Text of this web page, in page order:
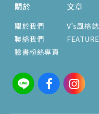
關於
關於我們
聯絡我們
臉書粉絲專頁
文章
V's風格誌